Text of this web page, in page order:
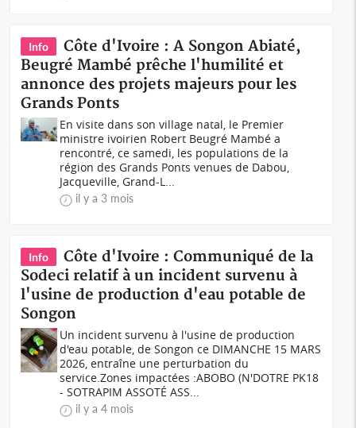
Info
Côte d'Ivoire : A Songon Abiaté,
Beugré Mambé prêche l'humilité et
annonce des projets majeurs pour les
Grands Ponts
En visite dans son village natal, le Premier
ministre ivoirien Robert Beugré Mambé a
rencontré, ce samedi, les populations de la
région des Grands Ponts venues de Dabou,
Jacqueville, Grand-L...
il y a 3 mois
Info
Côte d'Ivoire : Communiqué de la
Sodeci relatif à un incident survenu à
l'usine de production d'eau potable de
Songon
Un incident survenu à l'usine de production
d'eau potable, de Songon ce DIMANCHE 15 MARS
2026, entraîne une perturbation du
service.Zones impactées :ABOBO (N'DOTRE PK18
- SOTRAPIM ASSOTÉ ASS...
il y a 4 mois